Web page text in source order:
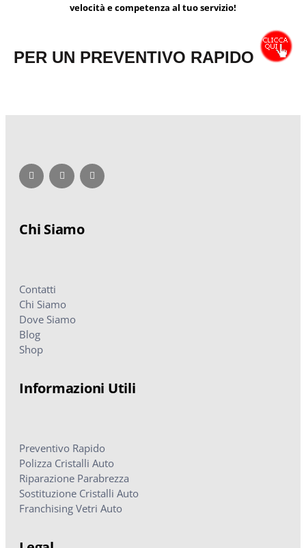
velocità e competenza al tuo servizio!
PER UN PREVENTIVO RAPIDO
Chi Siamo
Contatti
Chi Siamo
Dove Siamo
Blog
Shop
Informazioni Utili
Preventivo Rapido
Polizza Cristalli Auto
Riparazione Parabrezza
Sostituzione Cristalli Auto
Franchising Vetri Auto